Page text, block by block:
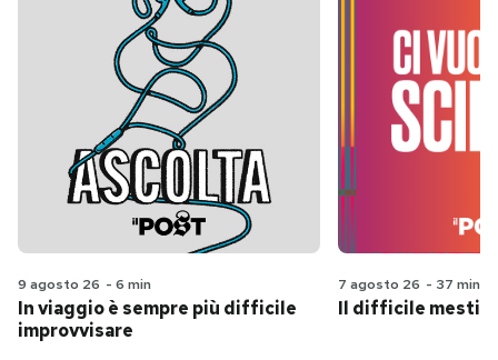
9 agosto 26 - 6 min
In viaggio è sempre più difficile
improvvisare
7 agosto 26 - 37 min
Il difficile